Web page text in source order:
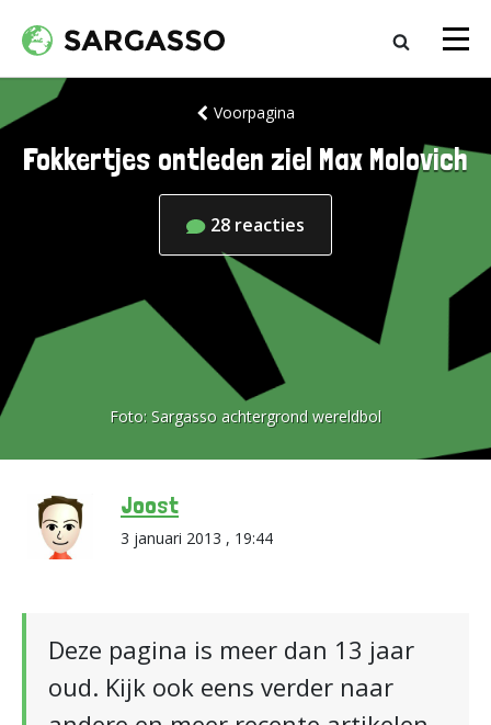
Voorpagina
Fokkertjes ontleden ziel Max Molovich
28 reacties
Foto: Sargasso achtergrond wereldbol
Joost
3 januari 2013 , 19:44
Deze pagina is meer dan 13 jaar
oud. Kijk ook eens verder naar